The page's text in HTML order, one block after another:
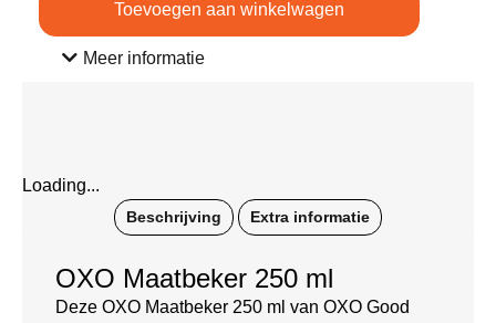
Toevoegen aan winkelwagen
Meer informatie
Loading...
Beschrijving Extra informatie
OXO Maatbeker 250 ml
Deze OXO Maatbeker 250 ml van OXO Good